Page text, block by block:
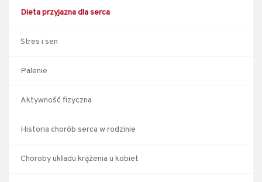
Dieta przyjazna dla serca
Stres i sen
Palenie
Aktywność fizyczna
Historia chorób serca w rodzinie
Choroby układu krążenia u kobiet